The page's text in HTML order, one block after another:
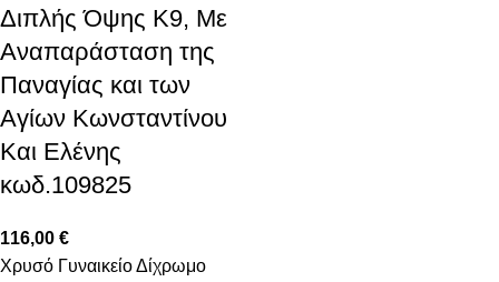
Διπλής Όψης K9, Με
Aναπαράσταση της
Παναγίας και των
Αγίων Κωνσταντίνου
Και Ελένης
κωδ.109825
116,00 €
Χρυσό Γυναικείο Δίχρωμο